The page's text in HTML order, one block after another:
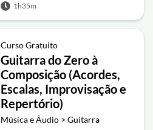
1h35m
Curso Gratuito
Guitarra do Zero à
Composição (Acordes,
Escalas, Improvisação e
Repertório)
Música e Áudio > Guitarra